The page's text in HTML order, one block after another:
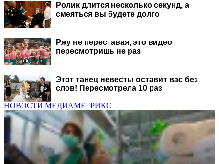
Ролик длится несколько секунд, а
смеяться вы будете долго
Ржу не переставая, это видео
пересмотришь не раз
Этот танец невесты оставит вас без
слов! Пересмотрела 10 раз
НОВОСТИ МЕДИАМЕТРИКС